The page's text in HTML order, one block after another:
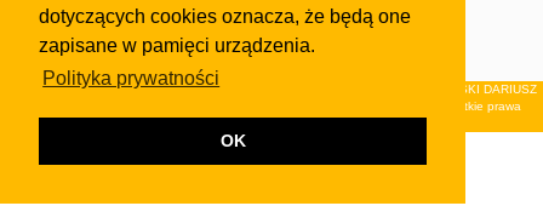
dotyczących cookies oznacza, że będą one
zapisane w pamięci urządzenia.
Polityka prywatności
OK
regulaminuiPolityki Prywatności.
Klauzula FB
© 2026Wydawnictwo NEON sp. z o.o. (dawniej: FIRMA NEON MAREK KLUCZEWSKI DARIUSZ
KRAWCZYK s.c.) z siedzibą w Olkuszu, ul.Żuradzka 15, 32-300 Olkusz . Wszystkie prawa